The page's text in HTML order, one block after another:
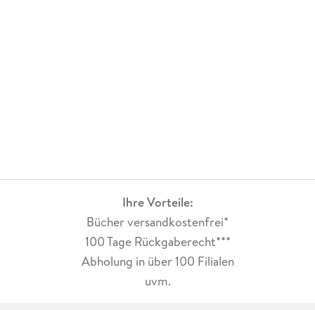
Ihre Vorteile:
Bücher versandkostenfrei*
100 Tage Rückgaberecht***
Abholung in über 100 Filialen
uvm.